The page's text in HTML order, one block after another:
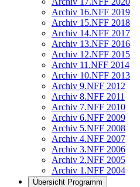
Archiv 16.NFF 2019
Archiv 15.NFF 2018
Archiv 14.NFF 2017
Archiv 13.NFF 2016
Archiv 12.NFF 2015
Archiv 11.NFF 2014
Archiv 10.NFF 2013
Archiv 9.NFF 2012
Archiv 8.NFF 2011
Archiv 7.NFF 2010
Archiv 6.NFF 2009
Archiv 5.NFF 2008
Archiv 4.NFF 2007
Archiv 3.NFF 2006
Archiv 2.NFF 2005
Archiv 1.NFF 2004
Übersicht Programm